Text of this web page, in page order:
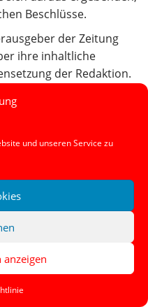
und unseren Service zu
anzeigen
Beschlüsse.
der Zeitung
ihre inhaltliche
der Redaktion.
hauptamtlicher Kräfte
unter
und
denen die
und
angehören. In Kreisen,
der Kreisvorstände